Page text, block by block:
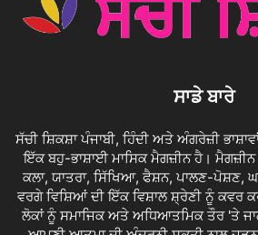
ਸਾਡੇ ਬਾਰੇ
ਸੱਚੀ ਸ਼ਿਕਸ਼ਾ ਪੰਜਾਬੀ, ਹਿੰਦੀ ਅਤੇ ਅੰਗਰੇਜ਼ੀ
ਇੱਕ ਬਹੁ-ਭਾਸ਼ਾਈ ਮਾਸਿਕ ਮੈਗਜ਼ੀਨ ਹੈ।
ਕਲਾ, ਯਾਤਰਾ, ਸਿੱਖਿਆ, ਫੈਸ਼ਨ, ਪਾਲਣ-ਪੋਸ਼ਣ,
ਵਰਗੇ ਵਿਸ਼ਿਆਂ ਦੀ ਇੱਕ ਵਿਸ਼ਾਲ ਸ਼੍ਰੇਣੀ ਨੂੰ ਕਵਰ
ਲੋਕਾਂ ਨੂੰ ਸਮਾਜਿਕ ਅਤੇ ਅਧਿਆਤਮਿਕ ਤੌਰ 'ਤੇ